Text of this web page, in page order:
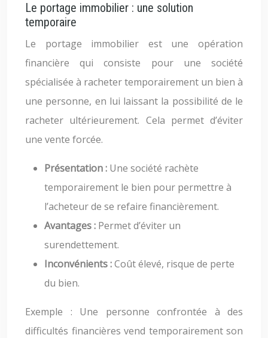
Le portage immobilier : une solution
temporaire
Le portage immobilier est une opération
financière qui consiste pour une société
spécialisée à racheter temporairement un bien à
une personne, en lui laissant la possibilité de le
racheter ultérieurement. Cela permet d’éviter
une vente forcée.
Présentation : Une société rachète
temporairement le bien pour permettre à
l’acheteur de se refaire financièrement.
Avantages : Permet d’éviter un
surendettement.
Inconvénients :Coût élevé, risque de perte
du bien.
Exemple : Une personne confrontée à des
difficultés financières vend temporairement son